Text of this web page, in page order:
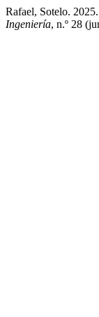
Rafael, Sotelo.
Ingeniería, n.º 28